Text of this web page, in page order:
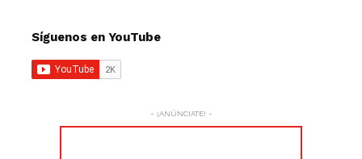
Síguenos en YouTube
- ¡ANÚNCIATE! -